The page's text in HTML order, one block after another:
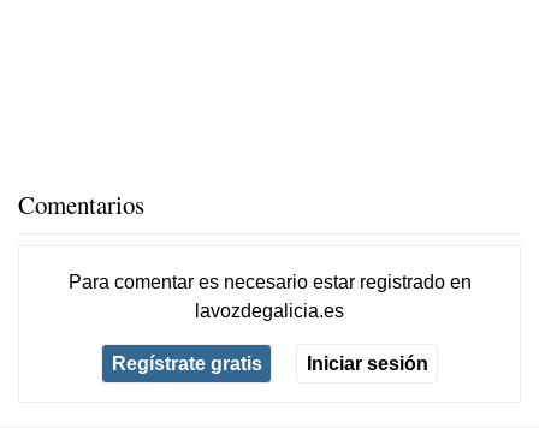
Comentarios
Para comentar es necesario estar registradoen
lavozdegalicia.es
Regístrate gratis Iniciar sesión